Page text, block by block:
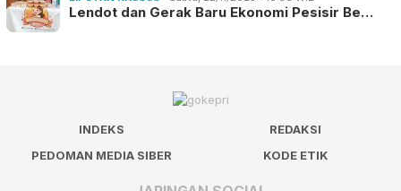
Lendot dan Gerak Baru Ekonomi Pesisir Be…
INDEKS
REDAKSI
PEDOMAN MEDIA SIBER
KODE ETIK